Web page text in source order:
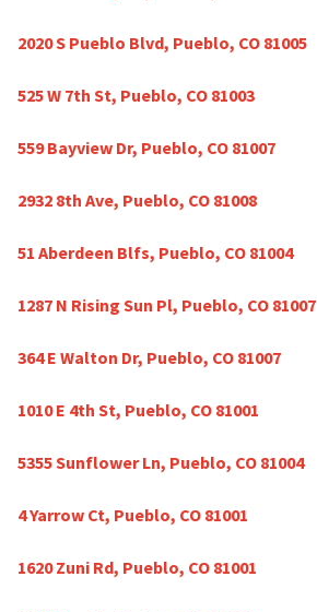
2020 S Pueblo Blvd, Pueblo, CO 81005
525 W 7th St, Pueblo, CO 81003
559 Bayview Dr, Pueblo, CO 81007
2932 8th Ave, Pueblo, CO 81008
51 Aberdeen Blfs, Pueblo, CO 81004
1287 N Rising Sun Pl, Pueblo, CO 81007
364 E Walton Dr, Pueblo, CO 81007
1010 E 4th St, Pueblo, CO 81001
5355 Sunflower Ln, Pueblo, CO 81004
4 Yarrow Ct, Pueblo, CO 81001
1620 Zuni Rd, Pueblo, CO 81001